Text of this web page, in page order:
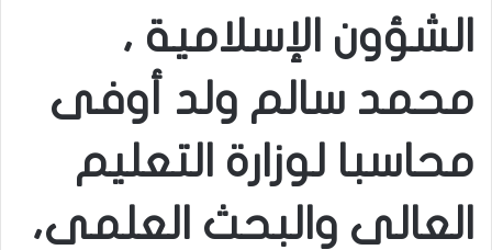
الشؤون الإسلامية ،
محمد سالم ولد أوفى
محاسبا لوزارة التعليم
العالى والبحث العلمى،